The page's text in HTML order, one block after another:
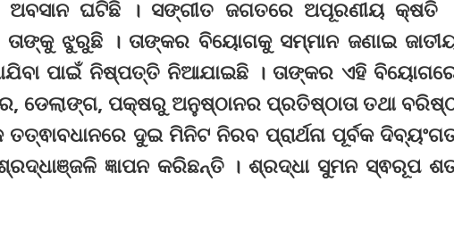
ଘଟିଛି । ସଙ୍ଗୀତ ଜଗତରେ ଅପୂରଣୀୟ କ୍ଷତି
ତାଙ୍କୁ ଝୁରୁଛି । ତାଙ୍କର ବିୟୋଗକୁ ସମ୍ମାନ ଜଣାଇ
ପାଇଁ ନିଷ୍ପତ୍ତି ନିଆଯାଇଛି । ତାଙ୍କର ଏହି
ପକ୍ଷରୁ ଅନୁଷ୍ଠାନର ପ୍ରତିଷ୍ଠାତା ତଥା
ଦୁଇ ମିନିଟ ନିରବ ପ୍ରାର୍ଥନା ପୂର୍ବକ
ଜ୍ଞାପନ କରିଛନ୍ତି । ଶ୍ରଦ୍ଧା ସୁମନ ସ୍ଵରୂପ